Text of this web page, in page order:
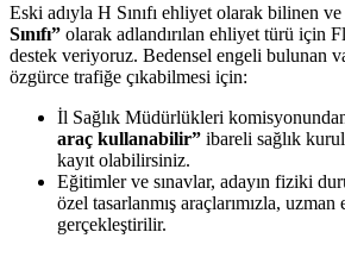
Eski adıyla H Sınıfı ehliyet olarak bilinen
Sınıfı” olarak adlandırılan ehliyet türü için
destek veriyoruz. Bedensel engeli bulunan
özgürce trafiğe çıkabilmesi için:
İl Sağlık Müdürlükleri
araç kullanabilir” ibareli sağlık
kayıt olabilirsiniz.
Eğitimler ve sınavlar, adayın fiziki
özel tasarlanmış araçlarımızla,
gerçekleştirilir.